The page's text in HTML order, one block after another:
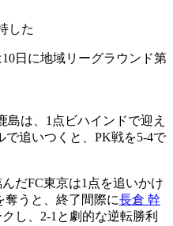
した
日に地域リーグラウンド第
島は、1点ビハインドで迎え
で追いつくと、PK戦を5-4で
だFC東京は1点を追いかけ
奪うと、終了間際に長倉 幹
し、2-1と劇的な逆転勝利